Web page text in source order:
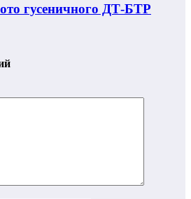
гусеничного ДТ-БТР